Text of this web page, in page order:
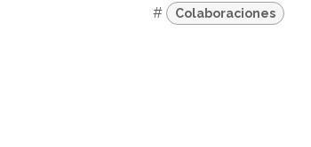
#
Colaboraciones